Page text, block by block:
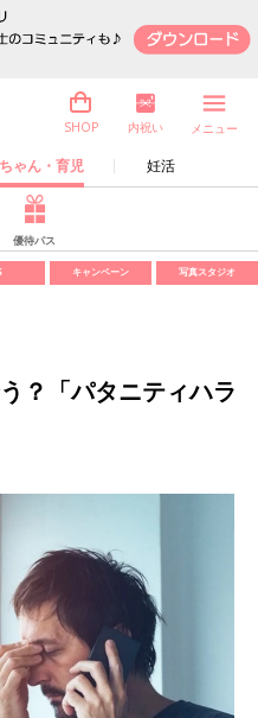
ゃん・育児 妊活
SHOP 内祝い メニュー
優待パス
キャンペーン 写真スタジオ
？「パタニティハラ